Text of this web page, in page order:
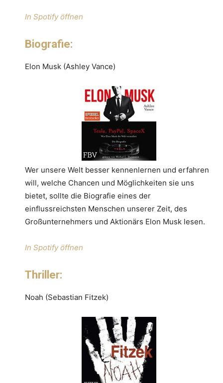
In Spotify öffnen
Biografie:
Elon Musk (Ashley Vance)
Wer unsere Welt besser kennenlernen und erfahren
will, welche Chancen und Möglichkeiten sie uns
bietet, sollte die Biografie eines der
einflussreichsten Menschen unserer Zeit, des
Großunternehmers und Aktionärs Elon Musk lesen.
In Spotify öffnen
Thriller:
Noah (Sebastian Fitzek)